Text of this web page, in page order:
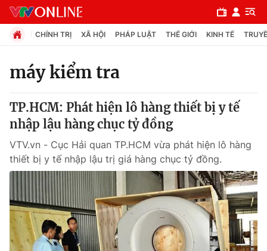
Chuyên mục
Chính trị
Xã hội
Pháp luật
Y tế
CHÍNH TRỊ XÃ HỘI PHÁP LUẬT THẾ GIỚI KINH TẾ
máy kiểm tra
TP.HCM: Phát hiện lô hàng thiết bị y tế
nhập lậu hàng chục tỷ đồng
VTV.vn - Cục Hải quan TP.HCM vừa phát hiện lô hàng
thiết bị y tế nhập lậu trị giá hàng chục tỷ đồng.